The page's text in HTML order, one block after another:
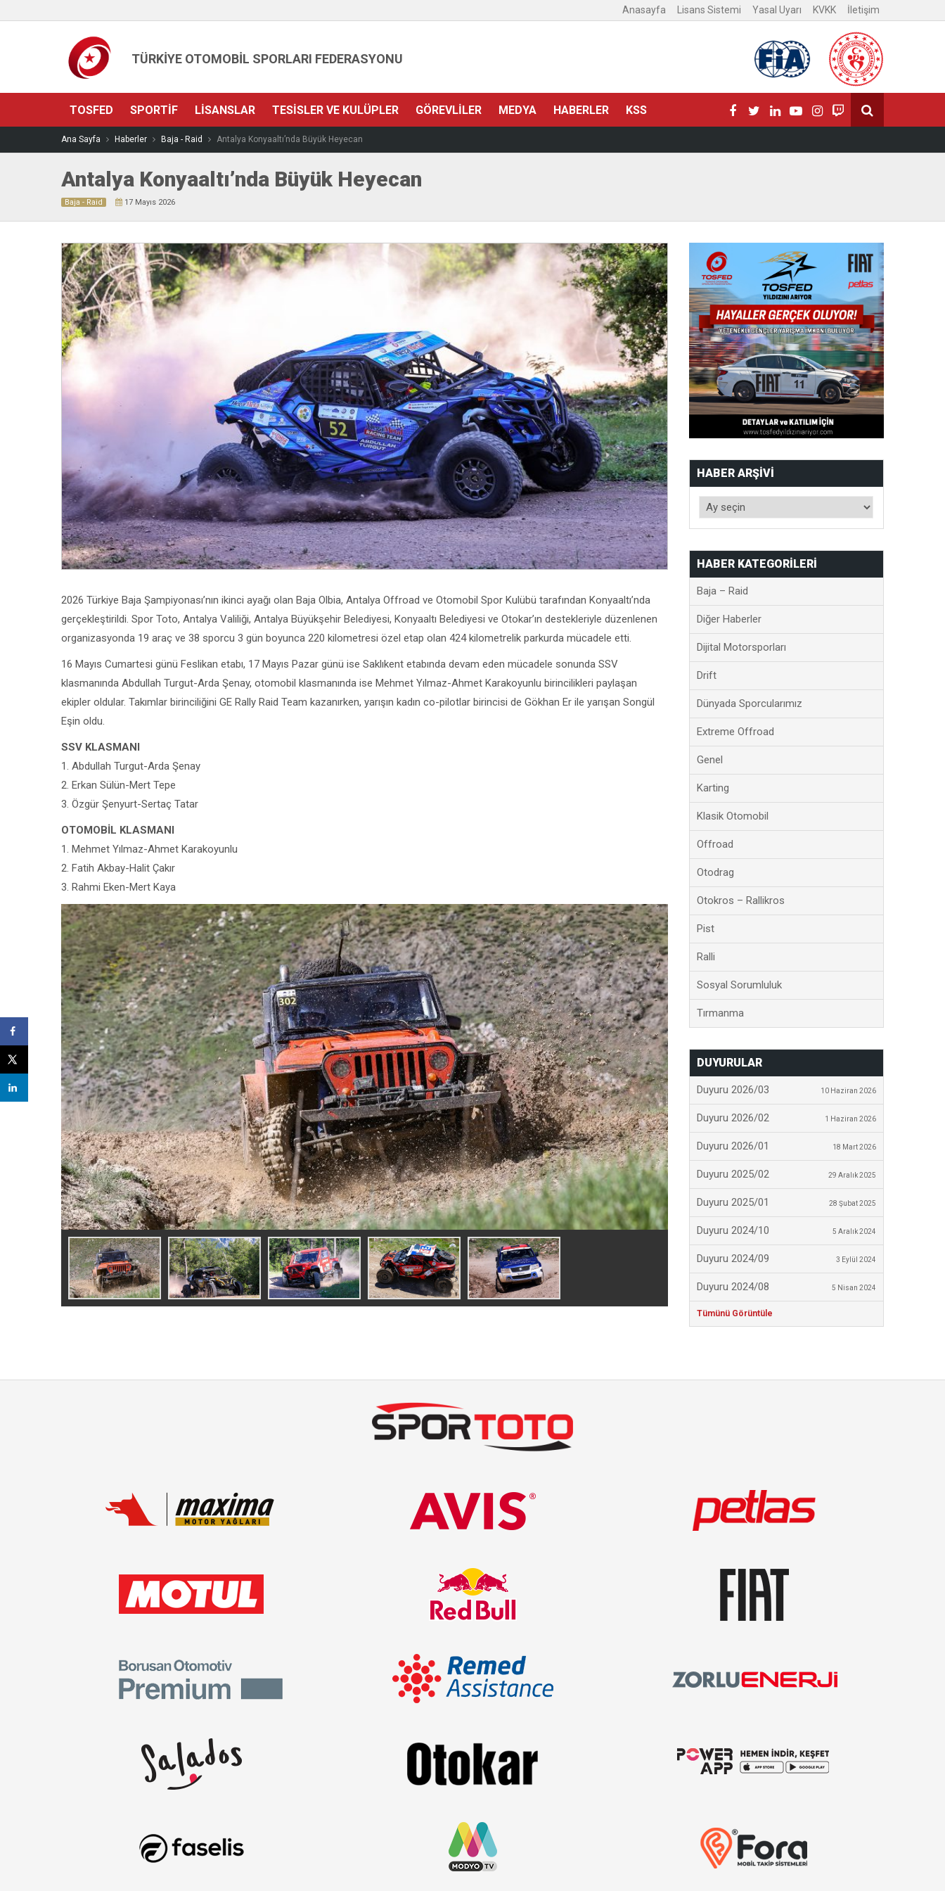
Anasayfa Lisans Sistemi Yasal Uyarı KVKK İletişim
TÜRKİYE OTOMOBİL SPORLARI FEDERASYONU
TOSFED SPORTIF LISANSLAR TESISLER VE KULÜPLER GÖREVLILER MEDYA HABERLER KSS
Ana Sayfa Haberler Baja - Raid Antalya Konyaaltı’nda Büyük Heyecan
Antalya Konyaaltı’nda Büyük Heyecan
Baja - Raid 17 Mayıs 2026
2026 Türkiye Baja Şampiyonası’nın ikinci ayağı olan Baja Olbia, Antalya Offroad ve Otomobil Spor Kulübü tarafından Konyaaltı’nda
gerçekleştirildi. Spor Toto, Antalya Valiliği, Antalya Büyükşehir Belediyesi, Konyaaltı Belediyesi ve Otokar’ın destekleriyle düzenlenen
organizasyonda 19 araç ve 38 sporcu 3 gün boyunca 220 kilometresi özel etap olan 424 kilometrelik parkurda mücadele etti.
16 Mayıs Cumartesi günü Feslikan etabı, 17 Mayıs Pazar günü ise Saklıkent etabında devam eden mücadele sonunda SSV
klasmanında Abdullah Turgut-Arda Şenay, otomobil klasmanında ise Mehmet Yılmaz-Ahmet Karakoyunlu birincilikleri paylaşan
ekipler oldular. Takımlar birinciliğini GE Rally Raid Team kazanırken, yarışın kadın co-pilotlar birincisi de Gökhan Er ile yarışan Songül
Eşin oldu.
SSV KLASMANI
1. Abdullah Turgut-Arda Şenay
2. Erkan Sülün-Mert Tepe
3. Özgür Şenyurt-Sertaç Tatar
OTOMOBİL KLASMANI
1. Mehmet Yılmaz-Ahmet Karakoyunlu
2. Fatih Akbay-Halit Çakır
3. Rahmi Eken-Mert Kaya
HABER ARŞIVI
HABER KATEGORILERI
Baja – Raid
Diğer Haberler
Dijital Motorsporları
Drift
Dünyada Sporcularımız
Extreme Offroad
Genel
Karting
Klasik Otomobil
Offroad
Otodrag
Otokros – Rallikros
Pist
Ralli
Sosyal Sorumluluk
Tırmanma
DUYURULAR
Duyuru 2026/03 10 Haziran 2026
Duyuru 2026/02 1 Haziran 2026
Duyuru 2026/01 18 Mart 2026
Duyuru 2025/02 29 Aralık 2025
Duyuru 2025/01 28 Şubat 2025
Duyuru 2024/10 5 Aralık 2024
Duyuru 2024/09 3 Eylül 2024
Duyuru 2024/08 5 Nisan 2024
Tümünü Görüntüle